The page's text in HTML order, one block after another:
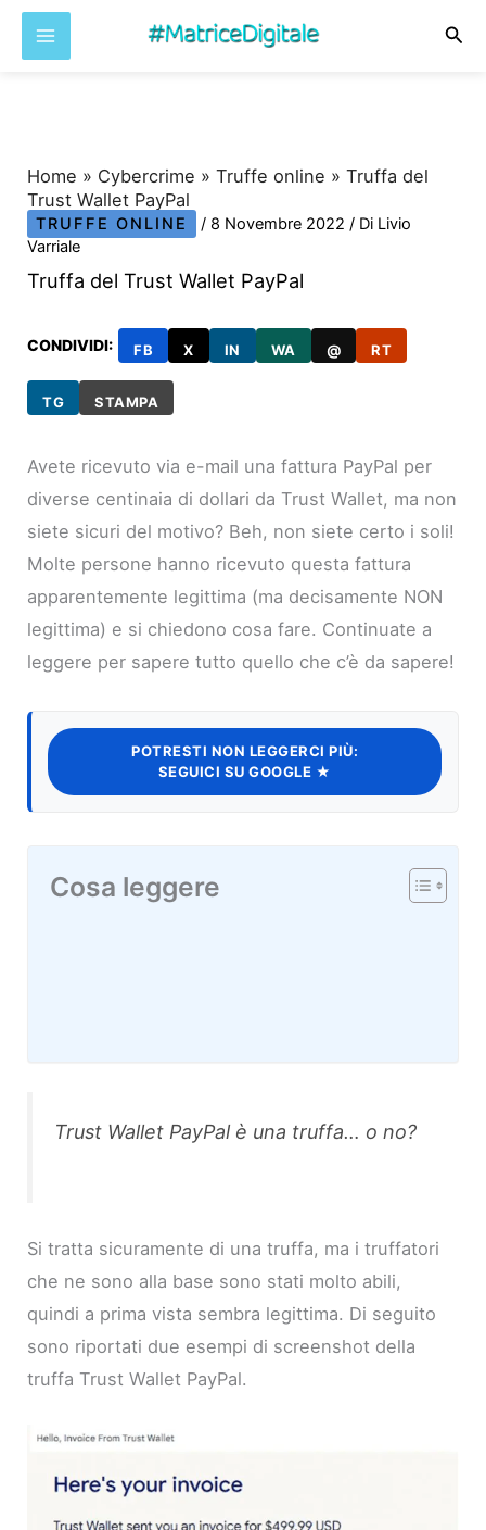
Home » Cybercrime »Truffe online »Truffa del
Trust Wallet PayPal
TRUFFE ONLINE / 8 Novembre 2022/ Di Livio
Varriale
Truffa del Trust Wallet PayPal
CONDIVIDI: FB X IN WA @ RT
TG STAMPA
Avete ricevuto via e-mail una fattura PayPal per
diverse centinaia di dollari da Trust Wallet, ma non
siete sicuri del motivo? Beh, non siete certo i soli!
Molte persone hanno ricevuto questa fattura
apparentemente legittima (ma decisamente NON
legittima) e si chiedono cosa fare. Continuate a
leggere per sapere tutto quello che c’è da sapere!
POTRESTI NON LEGGERCI PIÙ:
SEGUICI SU GOOGLE ★
Cosa leggere
Trust Wallet PayPal è una truffa… o no?
Si tratta sicuramente di una truffa, ma i truffatori
che ne sono alla base sono stati molto abili,
quindi a prima vista sembra legittima. Di seguito
sono riportati due esempi di screenshot della
truffa Trust Wallet PayPal.